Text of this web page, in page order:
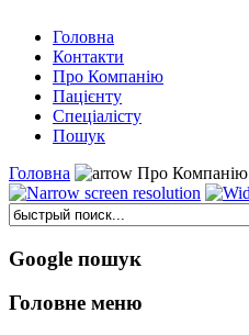
Головна
Контакти
Про Компанію
Пацієнту
Спеціалісту
Пошук
Головна
Про Компанію
Google пошук
Головне меню